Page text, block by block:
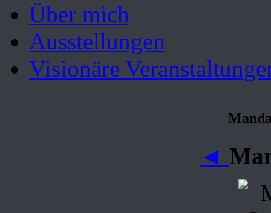
Über mich
Ausstellungen
Visionäre
◄